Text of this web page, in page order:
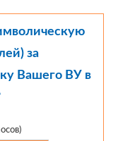
за
Вашего ВУ в